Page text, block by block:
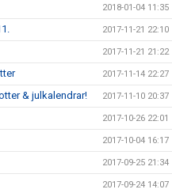
2018-01-04 11:35
2017-11-21 22:10
2017-11-21 21:22
2017-11-14 22:27
& julkalendrar! 2017-11-10 20:37
2017-10-26 22:01
2017-10-04 16:17
2017-09-25 21:34
2017-09-24 14:07